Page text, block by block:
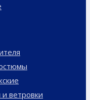
ветровки